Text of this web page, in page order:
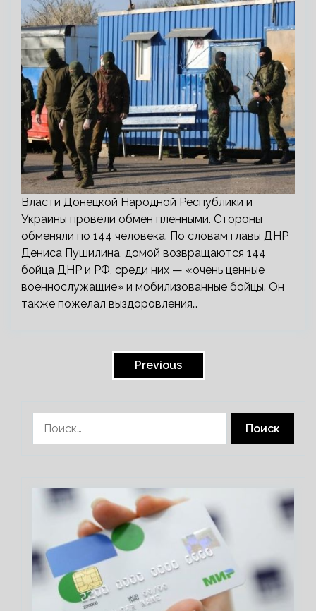
Власти Донецкой Народной Республики и
Украины провели обмен пленными. Стороны
обменяли по 144 человека. По словам главы ДНР
Дениса Пушилина, домой возвращаются 144
бойца ДНР и РФ, среди них — «очень ценные
военнослужащие» и мобилизованные бойцы. Он
также пожелал выздоровления…
Previous